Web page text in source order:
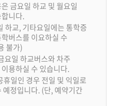
금요일 하교 및 월요일
니다.
하교, 기타요일에는 통학증
버스를 이요하실 수
불가)
요일 하교버스와 차주
용하실 수 있습니다.
휴일인 경우 전일 및 익일로
예정입니다. (단, 예약기간